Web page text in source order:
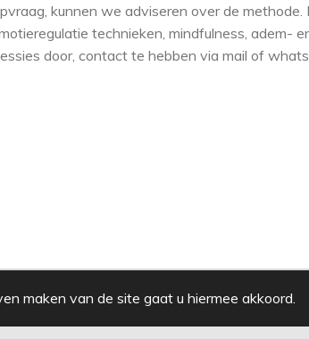
maken van de site gaat u hiermee akkoord.
kunnen we adviseren over de methode.
technieken, mindfulness, adem-
door, contact te hebben via mail of